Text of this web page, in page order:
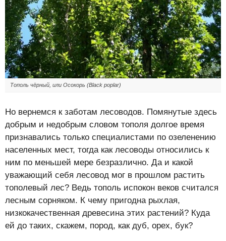
Тополь чёрный, или Осокорь (Black poplar)
Но вернемся к заботам лесоводов. Помянутые здесь
добрым и недобрым словом тополя долгое время
признавались только специалистами по озеленению
населенных мест, тогда как лесоводы относились к
ним по меньшей мере безразлично. Да и какой
уважающий себя лесовод мог в прошлом растить
тополевый лес? Ведь тополь испокон веков считался
лесным сорняком. К чему пригодна рыхлая,
низкокачественная древесина этих растений? Куда
ей до таких, скажем, пород, как дуб, орех, бук?